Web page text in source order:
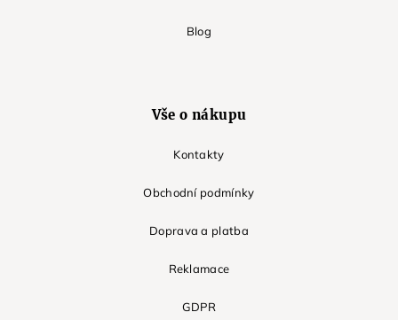
Blog
Vše o nákupu
Kontakty
Obchodní podmínky
Doprava a platba
Reklamace
GDPR